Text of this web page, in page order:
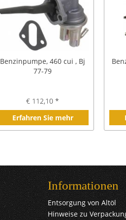
Benzinpumpe, 460 cui , Bj
77-79
€ 112,10 *
Erfahren Sie mehr
Informationen
Entsorgung von Altöl
Hinweise zu